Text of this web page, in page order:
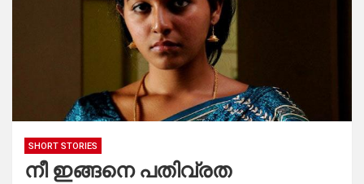
SHORT STORIES
നീ ഇങ്ങനെ പതിവ്രത